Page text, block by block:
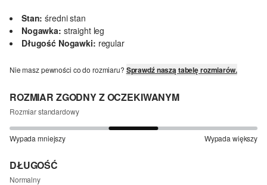
Stan: średni stan
Nogawka: straight leg
Długość Nogawki: regular
Nie masz pewności co do rozmiaru? Sprawdź naszą tabelę rozmiarów.
ROZMIAR ZGODNY Z OCZEKIWANYM
Rozmiar standardowy
Wypada mniejszy Wypada większy
DŁUGOŚĆ
Normalny